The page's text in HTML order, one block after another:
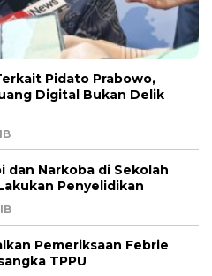
Pidato Prabowo,
Digital Bukan Delik
dan Narkoba di Sekolah
Penyelidikan
Pemeriksaan Febrie
TPPU